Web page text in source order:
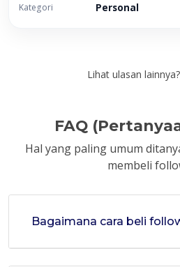
Kategori Personal
Lihat ulasan lainnya?
FAQ
Hal yang paling umum
membeli
Bagaimana cara beli